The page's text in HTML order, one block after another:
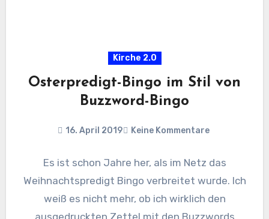
Kirche 2.0
Osterpredigt-Bingo im Stil von
Buzzword-Bingo
16. April 2019 Keine Kommentare
Es ist schon Jahre her, als im Netz das
Weihnachtspredigt Bingo verbreitet wurde. Ich
weiß es nicht mehr, ob ich wirklich den